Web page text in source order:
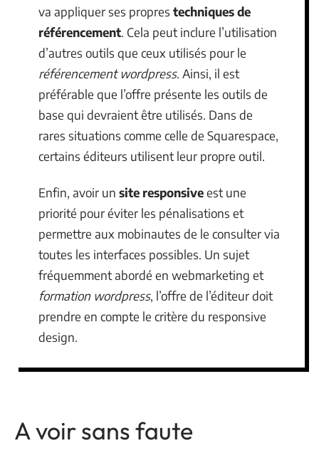
va appliquer ses propres techniques de
référencement. Cela peut inclure l’utilisation
d’autres outils que ceux utilisés pour le
référencement wordpress. Ainsi, il est
préférable que l’offre présente les outils de
base qui devraient être utilisés. Dans de
rares situations comme celle de Squarespace,
certains éditeurs utilisent leur propre outil.
Enfin, avoir un site responsiveest une
priorité pour éviter les pénalisations et
permettre aux mobinautes de le consulter via
toutes les interfaces possibles. Un sujet
fréquemment abordé en webmarketing et
formation wordpress, l’offre de l’éditeur doit
prendre en compte le critère du responsive
design.
A voir sans faute